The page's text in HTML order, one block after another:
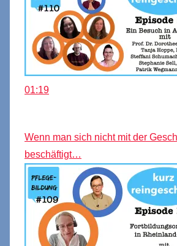
01:19
Wenn man sich nicht mit der
beschäftigt…